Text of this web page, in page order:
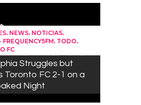
, NEWS, NOTICIAS,
FREQUENCY5FM, TODO,
FC
Struggles but
Toronto FC 2-1 on a
Night